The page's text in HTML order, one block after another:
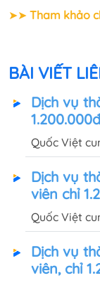
➤➤ Tham khảo
BÀI VIẾT
Dịch vụ
Quốc Việt
1 thành
hoàn tất thủ
ngày.
Dịch vụ
viên chỉ
Quốc Việt
1 thành viên
phép kinh
việc.
Dịch vụ
viên, chỉ